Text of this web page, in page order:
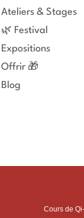
Ateliers & Stages
🌿 Festival
Expositions
Offrir 🎁
Blog
Cours de